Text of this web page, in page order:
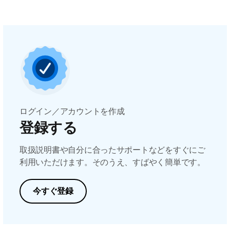
ログイン／アカウントを作成
登録する
取扱説明書や自分に合ったサポートなどをすぐにご
利用いただけます。そのうえ、すばやく簡単です。
今すぐ登録